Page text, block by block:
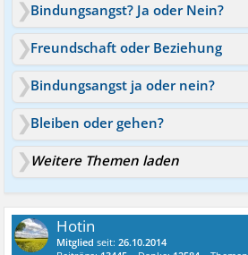
Bindungsangst? Ja oder Nein?
Freundschaft oder Beziehung
Bindungsangst ja oder nein?
Bleiben oder gehen?
Weitere Themen laden
Hotin
Mitglied seit:26.10.2014